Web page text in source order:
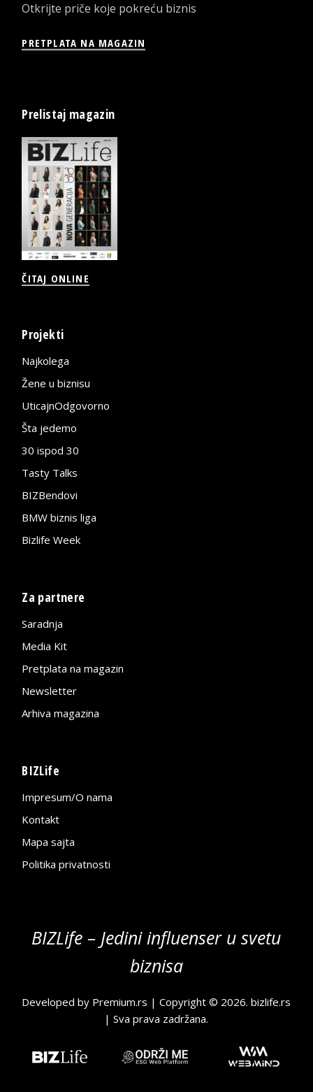
Otkrijte priče koje pokreću biznis
PRETPLATA NA MAGAZIN
Prelistaj magazin
ČITAJ ONLINE
Projekti
Najkolega
Žene u biznisu
UticajnOdgovorno
Šta jedemo
30 ispod 30
Tasty Talks
BIZBendovi
BMW biznis liga
Bizlife Week
Za partnere
Saradnja
Media Kit
Pretplata na magazin
Newsletter
Arhiva magazina
BIZLife
Impresum/O nama
Kontakt
Mapa sajta
Politika privatnosti
BIZLife – Jedini influenser u svetu
biznisa
Developed by Premium.rs | Copyright © 2026.bizlife.rs
| Sva prava zadržana.